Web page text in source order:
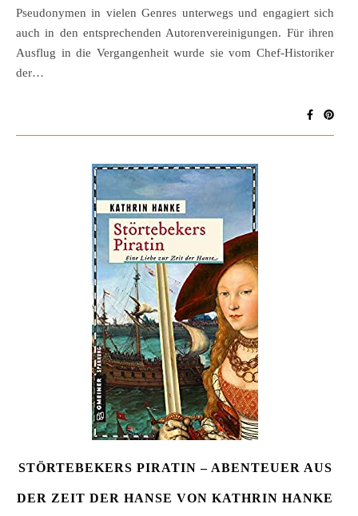
Pseudonymen in vielen Genres unterwegs und engagiert sich
auch in den entsprechenden Autorenvereinigungen. Für ihren
Ausflug in die Vergangenheit wurde sie vom Chef-Historiker
der…
STÖRTEBEKERS PIRATIN – ABENTEUER AUS
DER ZEIT DER HANSE VON KATHRIN HANKE